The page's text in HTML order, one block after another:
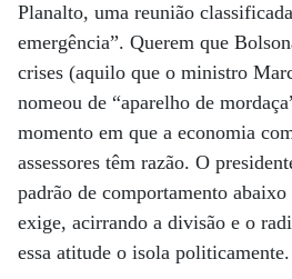
Planalto, uma reunião
emergência”. Querem que
crises (aquilo que o ministro
nomeou de “aparelho de
momento em que a economia
assessores têm razão. O
padrão de comportamento
exige, acirrando a divisão e o
essa atitude o isola politicamente.